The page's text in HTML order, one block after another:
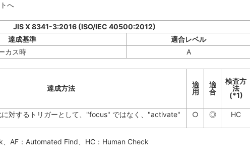
へ
JIS X 8341-3:2016 (ISO/IEC 40500:2012)
達成基準
適合レベル
カス時 A
達成方法
適
用
適
合
検査方
法
(*1)
に対するトリガーとして、"focus" ではなく、"activate"
○ ◎ HC
、AF： Automated Find 、HC： Human Check